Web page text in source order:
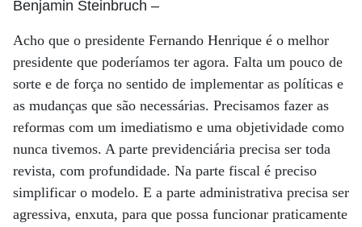
Benjamin Steinbruch –
Acho que o presidente Fernando Henrique é o melhor
presidente que poderíamos ter agora. Falta um pouco de
sorte e de força no sentido de implementar as políticas e
as mudanças que são necessárias. Precisamos fazer as
reformas com um imediatismo e uma objetividade como
nunca tivemos. A parte previdenciária precisa ser toda
revista, com profundidade. Na parte fiscal é preciso
simplificar o modelo. E a parte administrativa precisa ser
agressiva, enxuta, para que possa funcionar praticamente